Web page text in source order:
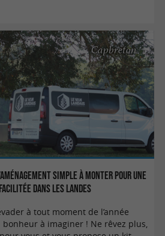
simple à monter pour une
dans les Landes
Capbreton
à tout moment de l’année
à imaginer ! Ne rêvez plus,